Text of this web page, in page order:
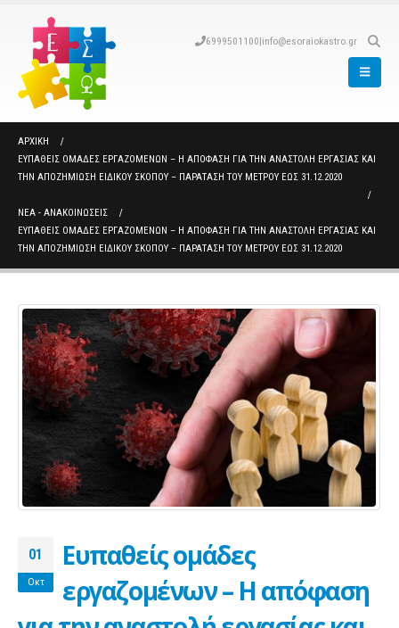
6999501100|info@esoraiokastro.gr
ΑΡΧΙΚΉ
EΥΠΑΘΕΊΣ ΟΜΆΔΕΣ ΕΡΓΑΖΟΜΈΝΩΝ – Η ΑΠΌΦΑΣΗ ΓΙΑ ΤΗΝ ΑΝΑΣΤΟΛΉ ΕΡΓΑΣΊΑΣ ΚΑΙ
ΤΗΝ ΑΠΟΖΗΜΊΩΣΗ ΕΙΔΙΚΟΎ ΣΚΟΠΟΎ – ΠΑΡΆΤΑΣΗ ΤΟΥ ΜΈΤΡΟΥ ΈΩΣ 31.12.2020
ΝΈΑ - ΑΝΑΚΟΙΝΏΣΕΙΣ
EΥΠΑΘΕΊΣ ΟΜΆΔΕΣ ΕΡΓΑΖΟΜΈΝΩΝ – Η ΑΠΌΦΑΣΗ ΓΙΑ ΤΗΝ ΑΝΑΣΤΟΛΉ ΕΡΓΑΣΊΑΣ ΚΑΙ
ΤΗΝ ΑΠΟΖΗΜΊΩΣΗ ΕΙΔΙΚΟΎ ΣΚΟΠΟΎ – ΠΑΡΆΤΑΣΗ ΤΟΥ ΜΈΤΡΟΥ ΈΩΣ 31.12.2020
01
Οκτ
Eυπαθείς ομάδες
εργαζομένων – Η απόφαση